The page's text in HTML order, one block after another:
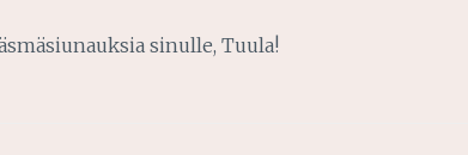
sinulle, Tuula!